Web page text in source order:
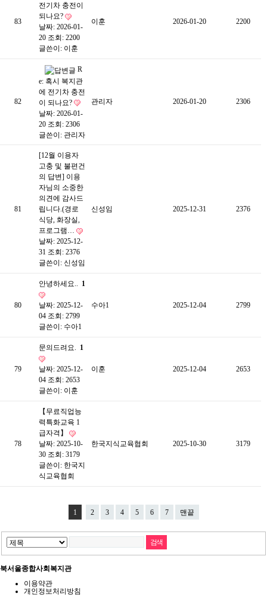
83
전기차 충전이
되나요?
날짜: 2026-01-
20 조회: 2200
글쓴이: 이훈
이훈 2026-01-20 2200
82
R
e: 혹시 복지관
에 전기차 충전
이 되나요?
날짜: 2026-01-
20 조회: 2306
글쓴이: 관리자
관리자 2026-01-20 2306
81
[12월 이용자
고충 및 불편건
의 답변] 이용
자님의 소중한
의견에 감사드
립니다.(경로
식당, 화장실,
프로그램…
날짜: 2025-12-
31 조회: 2376
글쓴이: 신성임
신성임 2025-12-31 2376
80
안녕하세요.. 1
날짜: 2025-12-
04 조회: 2799
글쓴이: 수아1
수아1 2025-12-04 2799
79
문의드려요. 1
날짜: 2025-12-
04 조회: 2653
글쓴이: 이훈
이훈 2025-12-04 2653
78
【무료직업능
력특화교육 1
급자격】
날짜: 2025-10-
30 조회: 3179
글쓴이: 한국지
식교육협회
한국지식교육협회 2025-10-30 3179
1 2 3 4 5 6 7 맨끝
북서울종합사회복지관
이용약관
개인정보처리방침